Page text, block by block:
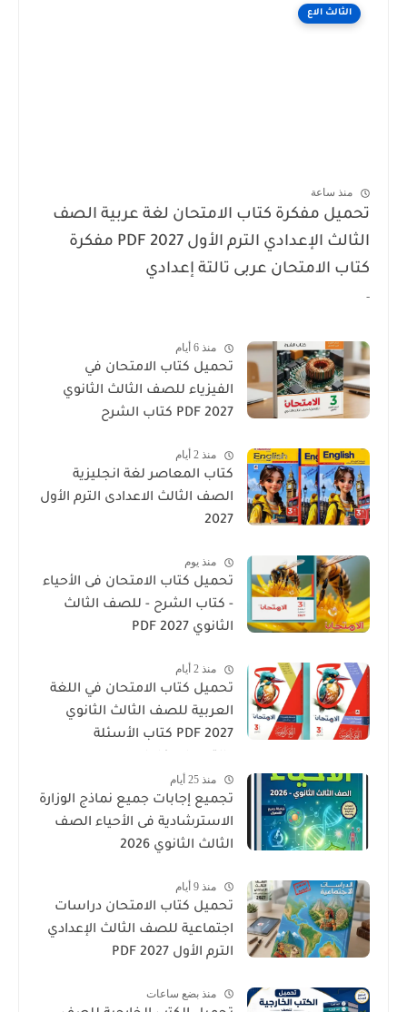
الثالث الاع
منذ ساعة
تحميل مفكرة كتاب الامتحان لغة عربية الصف
الثالث الإعدادي الترم الأول 2027 PDF مفكرة
كتاب الامتحان عربى تالتة إعدادي
-
منذ 6 أيام
تحميل كتاب الامتحان في
الفيزياء للصف الثالث الثانوي
2027 PDF كتاب الشرح
منذ 2 أيام
كتاب المعاصر لغة انجليزية
الصف الثالث الاعدادى الترم الأول
2027
منذ يوم
تحميل كتاب الامتحان فى الأحياء
- كتاب الشرح - للصف الثالث
الثانوي 2027 PDF
منذ 2 أيام
تحميل كتاب الامتحان في اللغة
العربية للصف الثالث الثانوي
2027 PDF كتاب الأسئلة
منذ 25 أيام
تجميع إجابات جميع نماذج الوزارة
الاسترشادية فى الأحياء الصف
الثالث الثانوي 2026
منذ 9 أيام
تحميل كتاب الامتحان دراسات
اجتماعية للصف الثالث الإعدادي
الترم الأول 2027 PDF
منذ بضع ساعات